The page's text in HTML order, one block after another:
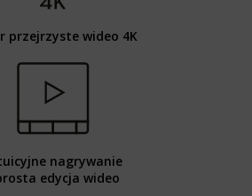
przejrzyste wideo 4K
nagrywanie
edycja wideo